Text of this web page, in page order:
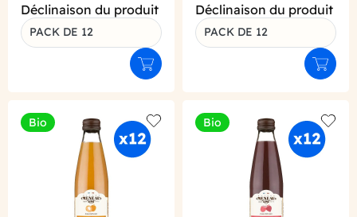
Déclinaison du produit
PACK DE 12
Ajouter au panier
Déclinaison du produit
PACK DE 12
Bio
Add to wishlist
Bio
Add